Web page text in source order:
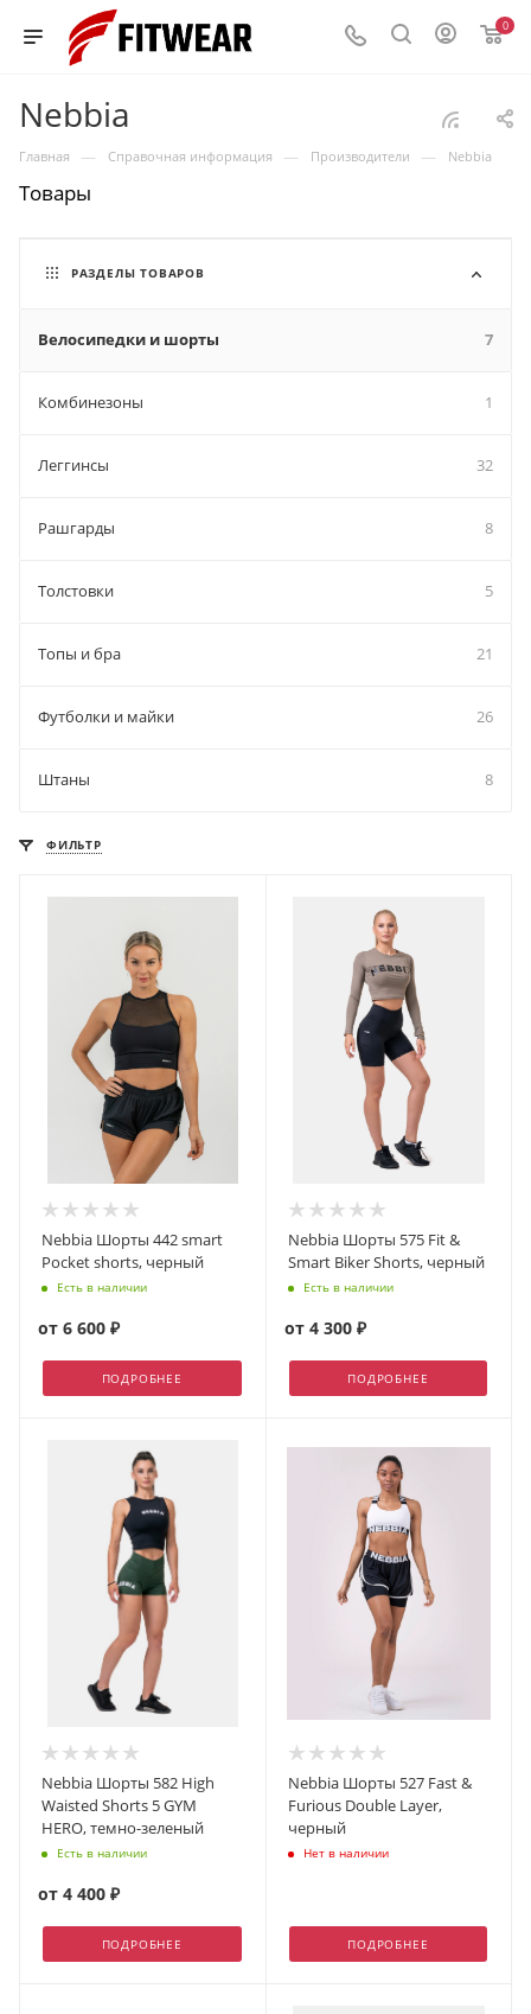
0
Nebbia
Главная — Справочная информация — Производители — Nebbia
Товары
РАЗДЕЛЫ ТОВАРОВ
Велосипедки и шорты 7
Комбинезоны 1
Леггинсы 32
Рашгарды 8
Толстовки 5
Топы и бра 21
Футболки и майки 26
Штаны 8
ФИЛЬТР
Nebbia Шорты 442 smart
Pocket shorts, черный
Есть в наличии
от 6 600 ₽
ПОДРОБНЕЕ
Nebbia Шорты 575 Fit &
Smart Biker Shorts, черный
Есть в наличии
от 4 300 ₽
ПОДРОБНЕЕ
Nebbia Шорты 582 High
Waisted Shorts 5 GYM
HERO, темно-зеленый
Есть в наличии
от 4 400 ₽
ПОДРОБНЕЕ
Nebbia Шорты 527 Fast &
Furious Double Layer,
черный
Нет в наличии
ПОДРОБНЕЕ